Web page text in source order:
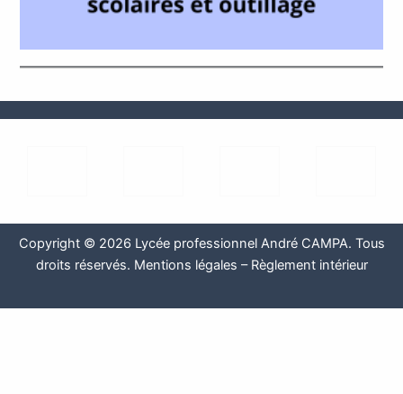
Copyright © 2026 Lycée professionnel André CAMPA. Tous
droits réservés. Mentions légales – Règlement intérieur